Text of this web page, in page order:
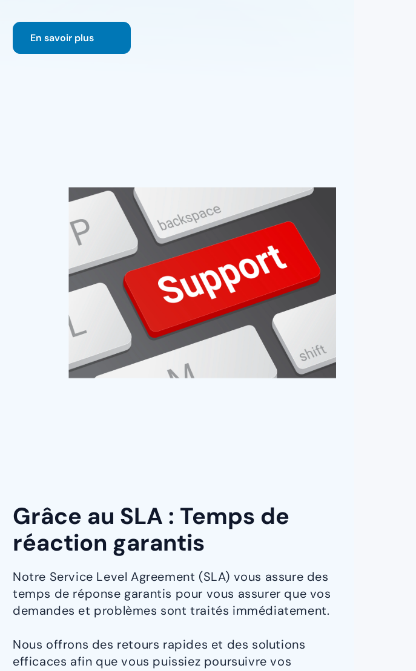
En savoir plus
Grâce au SLA : Temps de
réaction garantis
Notre Service Level Agreement (SLA) vous assure des
temps de réponse garantis pour vous assurer que vos
demandes et problèmes sont traités immédiatement.
Nous offrons des retours rapides et des solutions
efficaces afin que vous puissiez poursuivre vos